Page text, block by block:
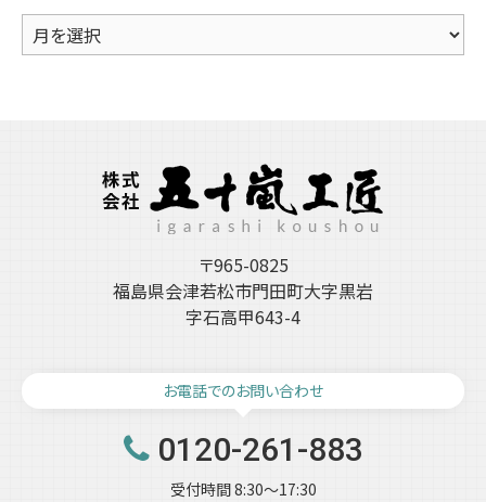
ア
ー
〒965-0825
福島県会津若松市門田町大字黒岩
字石高甲643-4
お電話でのお問い合わせ
0120-261-883
受付時間 8:30～17:30